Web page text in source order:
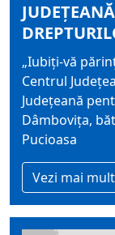
„Iubiți-vă
Centrul
Județeană
Dâmbovița,
Pucioasa
Vezi mai mult